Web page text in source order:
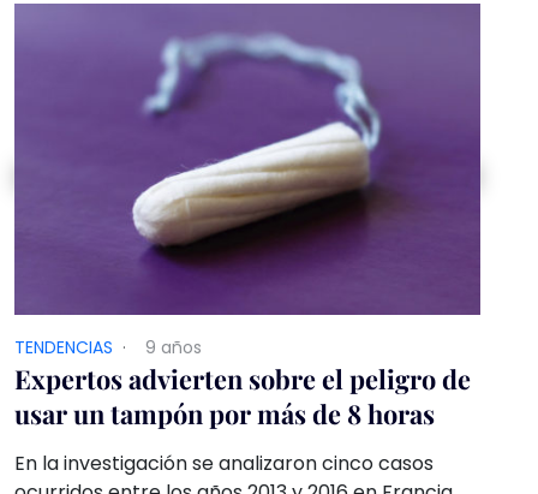
TENDENCIAS · 9 años
Expertos advierten sobre el peligro de
usar un tampón por más de 8 horas
En la investigación se analizaron cinco casos